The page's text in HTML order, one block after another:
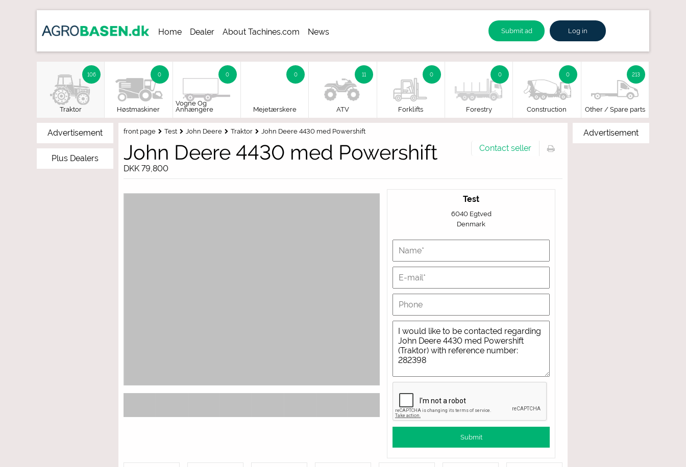
Home Dealer
Signup dealer
About Tachines.com News Submit ad Log in
106
Traktor
0
Høstmaskiner
0
Vogne Og
Anhængere
0
Mejetærskere
11
ATV
0
Forklifts
0
Forestry
0
Construction
213
Other / Spare parts
Advertisement
Plus Dealers
front page Test John Deere Traktor John Deere 4430 med Powershift
John Deere 4430 med Powershift
DKK 79,800
Contact seller
Test
6040 Egtved
Denmark
Advertisement